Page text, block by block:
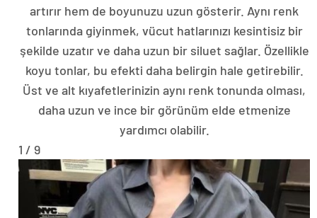
artırır hem de boyunuzu uzun gösterir. Aynı renk
tonlarında giyinmek, vücut hatlarınızı kesintisiz bir
şekilde uzatır ve daha uzun bir siluet sağlar. Özellikle
koyu tonlar, bu efekti daha belirgin hale getirebilir.
Üst ve alt kıyafetlerinizin aynı renk tonunda olması,
daha uzun ve ince bir görünüm elde etmenize
yardımcı olabilir.
1 / 9